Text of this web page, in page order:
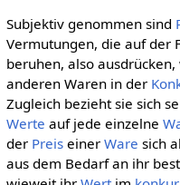
Subjektiv genommen sind
Vermutungen, die auf der
beruhen, also
anderen Waren in der
Zugleich bezieht sie sich
Werte auf jede einzelne
der Preiseiner Ware sich
aus dem Bedarf an ihr